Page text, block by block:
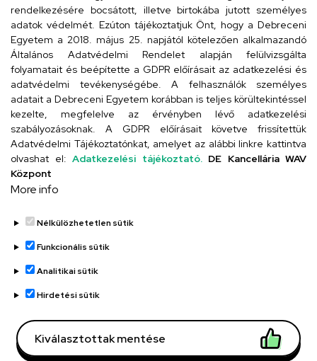
Cím
4024 Debrecen, Kossuth utca 33.
Szervezeti telefonkönyv
UD telefonkönyv
Adatvédelem
Adatvédelem
Régi oldal
Technikai információk
rendelkezésére bocsátott, illetve birtokába jutott személyes
adatok védelmét. Ezúton tájékoztatjuk Önt, hogy a Debreceni
Egyetem a 2018. május 25. napjától kötelezően alkalmazandó
Általános Adatvédelmi Rendelet alapján felülvizsgálta
folyamatait és beépítette a GDPR előírásait az adatkezelési és
adatvédelmi tevékenységébe. A felhasználók személyes
adatait a Debreceni Egyetem korábban is teljes körültekintéssel
kezelte, megfelelve az érvényben lévő adatkezelési
szabályozásoknak. A GDPR előírásait követve frissítettük
Adatvédelmi Tájékoztatónkat, amelyet az alábbi linkre kattintva
olvashat el: Adatkezelési tájékoztató. DE Kancellária WAV
Központ
More info
Nélkülözhetetlen sütik
Funkcionális sütik
Analitikai sütik
Hirdetési sütik
Kiválasztottak mentése